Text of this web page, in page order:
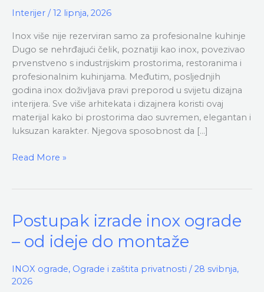
Interijer /12 lipnja, 2026
Inox više nije rezerviran samo za profesionalne kuhinje
Dugo se nehrđajući čelik, poznatiji kao inox, povezivao
prvenstveno s industrijskim prostorima, restoranima i
profesionalnim kuhinjama. Međutim, posljednjih
godina inox doživljava pravi preporod u svijetu dizajna
interijera. Sve više arhitekata i dizajnera koristi ovaj
materijal kako bi prostorima dao suvremen, elegantan i
luksuzan karakter. Njegova sposobnost da […]
dizajneri
češće
biraju
za
moderne
prostore
Read More »
Postupak izrade inox ograde
– od ideje do montaže
INOX ograde, Ograde i zaštita privatnosti / 28 svibnja,
2026
Postupak
izrade
inox
–
od